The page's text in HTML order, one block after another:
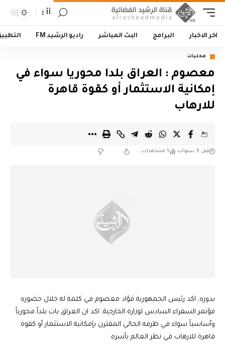
أأ
اخر الاخبار البرامج البث المباشر راديو الرشيد FM
محليات
معصوم : العراق بلدا محوريا سواء في
إمكانية الاستثمار أو كقوة قاهرة
للارهاب
قبل 9 سنوات 5 مشاهدات
بدوره, اكد رئيس الجمهورية فؤاد معصوم في كلمة له خلال حضوره
مؤتمر السفراء السادس لوزارة الخارجية, اكد ان العراق بات بلداً محورياً
وأساسياً سواء في ظرفه الحالي المقترن بإمكانية الاستثمار أو كقوة
قاهرة للارهاب في نظر العالم بأسره.